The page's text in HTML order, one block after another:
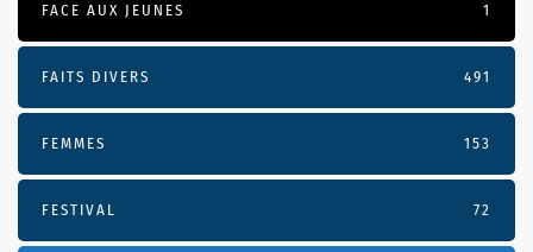
FACE AUX JEUNES 1
FAITS DIVERS 491
FEMMES 153
FESTIVAL 72